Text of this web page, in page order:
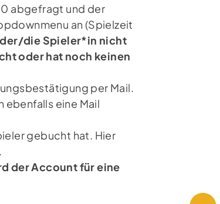
abgefragt und der
an (Spielzeit
die Spieler*in nicht
oder hat noch keinen
per Mail.
ebenfalls eine Mail
gebucht hat. Hier
der Account für eine